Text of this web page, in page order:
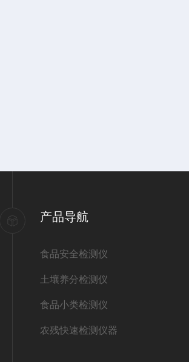
产品导航
食品安全检测仪
土壤养分检测仪
食品小类检测仪
农残快速检测仪器